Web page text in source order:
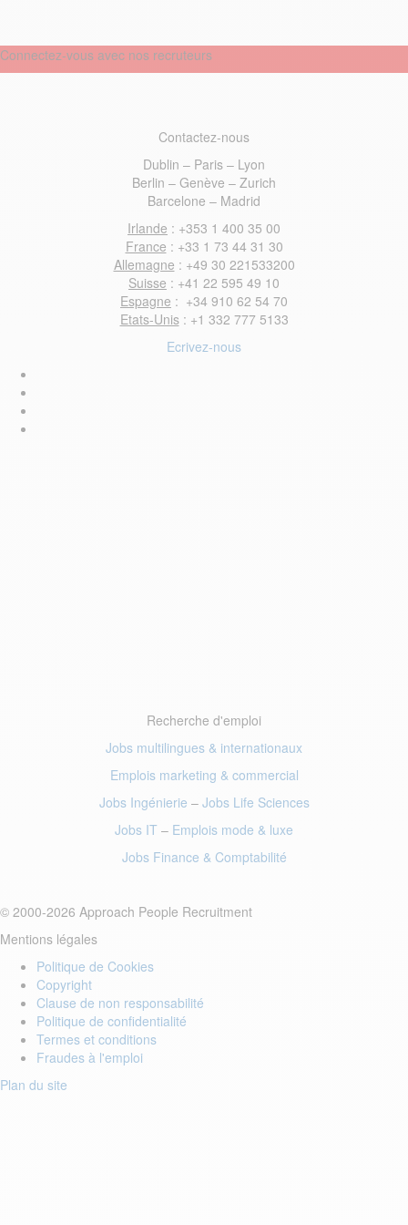
Connectez-vous avec nos recruteurs
Contactez-nous
Dublin – Paris – Lyon
Berlin – Genève – Zurich
Barcelone – Madrid
Irlande : +353 1 400 35 00
France : +33 1 73 44 31 30
Allemagne : +49 30 221533200
Suisse : +41 22 595 49 10
Espagne : +34 910 62 54 70
Etats-Unis: +1 332 777 5133
Ecrivez-nous
Recherche d'emploi
Jobs multilingues & internationaux
Emplois marketing & commercial
Jobs Ingénierie – Jobs Life Sciences
Jobs IT – Emplois mode & luxe
Jobs Finance & Comptabilité
© 2000-2026 Approach People Recruitment
Mentions légales
Politique de Cookies
Copyright
Clause de non responsabilité
Politique de confidentialité
Termes et conditions
Fraudes à l'emploi
Plan du site